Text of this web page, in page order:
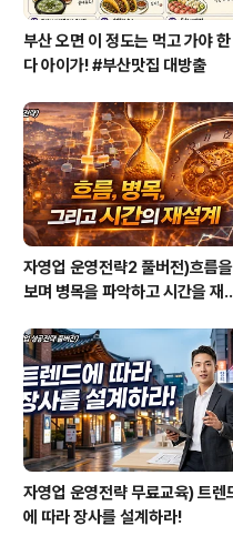
부산 오면 이 정도는 먹고 가야 한
다 아이가! #부산맛집 대방출
자영업 운영전략2 풀버전)흐름을
보며 병목을 파악하고 시간을 재
자영업 운영전략 무료교육) 트렌
에 따라 장사를 설계하라!